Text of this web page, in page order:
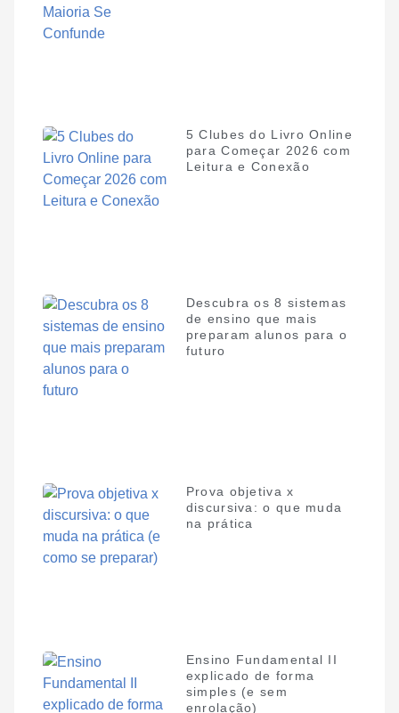
5 Clubes do Livro Online
para Começar 2026 com
Leitura e Conexão
Descubra os 8 sistemas
de ensino que mais
preparam alunos para o
futuro
Prova objetiva x
discursiva: o que muda
na prática
Ensino Fundamental II
explicado de forma
simples (e sem
enrolação)